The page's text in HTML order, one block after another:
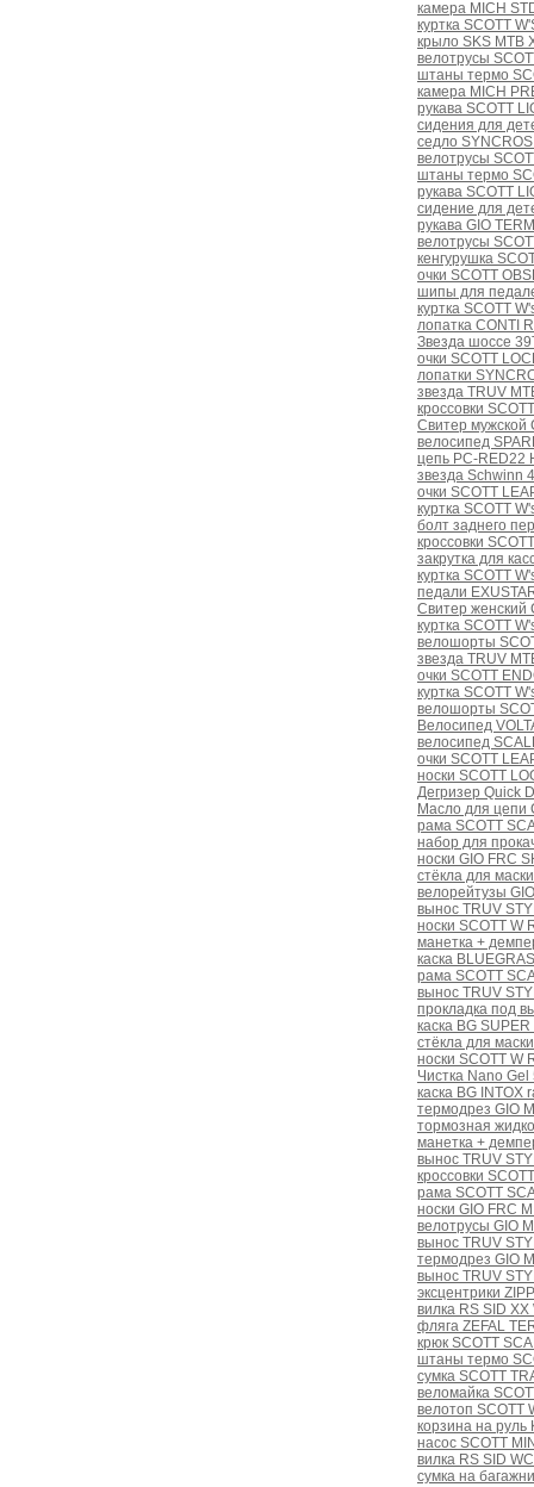
камера MICH
куртка SCOTT
крыло SKS MTB
велотрусы
штаны термо
камера MICH
рукава SCOTT
сидения для
седло
велотрусы
штаны термо
рукава SCOTT
сидение для
рукава GIO
велотрусы
кенгурушка
очки SCOTT
шипы для
куртка SCOTT
лопатка CONTI
Звезда шоссе
очки SCOTT
лопатки
звезда TRUV
кроссовки
Свитер мужской
велосипед
цепь PC-RED22
звезда Schwinn
очки SCOTT
куртка SCOTT
болт заднего
кроссовки
закрутка для
куртка SCOTT
педали
Свитер женский
куртка SCOTT
велошорты
звезда TRUV
очки SCOTT
куртка SCOTT
велошорты
Велосипед
велосипед
очки SCOTT
носки SCOTT
Дегризер Quick
Масло для цепи
рама SCOTT
набор для
носки GIO FRC
стёкла для
велорейтузы
вынос TRUV
носки SCOTT W
манетка +
каска
рама SCOTT
вынос TRUV
прокладка под
каска BG
стёкла для
носки SCOTT W
Чистка Nano Gel
каска BG INTOX
термодрез GIO
тормозная
манетка +
вынос TRUV
кроссовки
рама SCOTT
носки GIO FRC
велотрусы GIO
вынос TRUV
термодрез GIO
вынос TRUV
эксцентрики
вилка RS SID
фляга ZEFAL
крюк SCOTT
штаны термо
сумка SCOTT
веломайка
велотоп SCOTT
корзина на руль
насос SCOTT
вилка RS SID
сумка на